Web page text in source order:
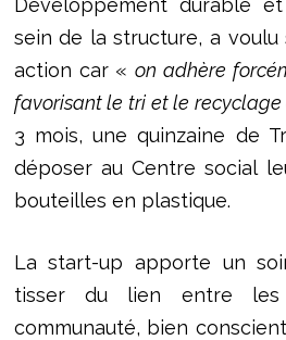
Développement durable
sein de la structure, a voulu
action car «on adhère
favorisant le tri et le recyclage
3 mois, une quinzaine de
déposer au Centre social
bouteilles en plastique.
La start-up apporte un
tisser du lien entre
communauté, bien